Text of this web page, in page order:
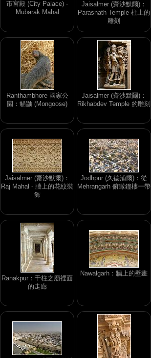
市宮殿 (City Palace) -
Mubarak Mahal
Jaisalmer (齋沙默爾)：
Parasnath Temple 柱上的
雕刻
Ranthambhore 國家公
園：貓鼬 (Mongoose)
Jaisalmer (齋沙默爾)：
Rikhabdev Temple 的雕刻
Jaisalmer (齋沙默爾)：
Raj Mahal - 牆上的花紋裝
飾
Jodhpur (久德浦爾)：從
Mehrangarh 俯瞰鐘樓一帶
Ranakpur：千柱之廟裡面
的走廊
Nawalgarh：牆上的壁畫